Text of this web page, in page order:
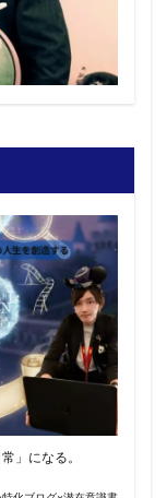
」になる。